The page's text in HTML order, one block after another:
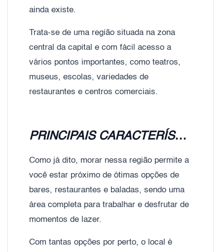
ainda existe.
Trata-se de uma região situada na zona
central da capital e com fácil acesso a
vários pontos importantes, como teatros,
museus, escolas, variedades de
restaurantes e centros comerciais.
PRINCIPAIS CARACTERÍSTICAS DO BAIRRO BELA VISTA
Como já dito, morar nessa região permite a
você estar próximo de ótimas opções de
bares, restaurantes e baladas, sendo uma
área completa para trabalhar e desfrutar de
momentos de lazer.
Com tantas opções por perto, o local é